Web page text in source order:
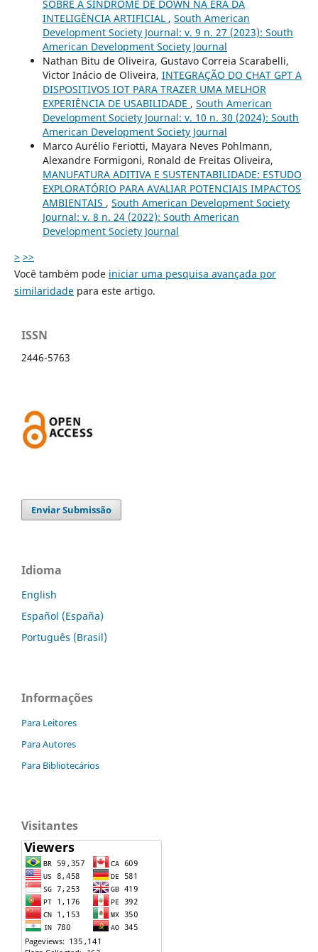
SOBRE A SÍNDROME DE DOWN NA ERA DA
INTELIGÊNCIA ARTIFICIAL , South American
Development Society Journal: v. 9 n. 27 (2023): South
American Development Society Journal
Nathan Bitu de Oliveira, Gustavo Correia Scarabelli,
Victor Inácio de Oliveira, INTEGRAÇÃO DO CHAT GPT A
DISPOSITIVOS IOT PARA TRAZER UMA MELHOR
EXPERIÊNCIA DE USABILIDADE , South American
Development Society Journal: v. 10 n. 30 (2024): South
American Development Society Journal
Marco Aurélio Feriotti, Mayara Neves Pohlmann,
Alexandre Formigoni, Ronald de Freitas Oliveira,
MANUFATURA ADITIVA E SUSTENTABILIDADE: ESTUDO
EXPLORATÓRIO PARA AVALIAR POTENCIAIS IMPACTOS
AMBIENTAIS , South American Development Society
Journal: v. 8 n. 24 (2022): South American
Development Society Journal
> >>
Você também pode iniciar uma pesquisa avançada por
similaridadepara este artigo.
ISSN
2446-5763
Enviar Submissão
Idioma
English
Español (España)
Português (Brasil)
Informações
Para Leitores
Para Autores
Para Bibliotecários
Visitantes